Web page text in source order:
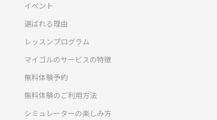
イベント
選ばれる理由
レッスンプログラム
マイゴルのサービスの特徴
無料体験予約
無料体験のご利用方法
シミュレーターの楽しみ方